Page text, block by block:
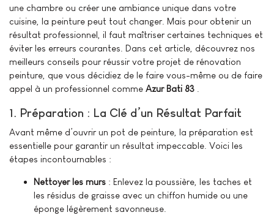
une chambre ou créer une ambiance unique dans votre
cuisine, la peinture peut tout changer. Mais pour obtenir un
résultat professionnel, il faut maîtriser certaines techniques et
éviter les erreurs courantes. Dans cet article, découvrez nos
meilleurs conseils pour réussir votre projet de rénovation
peinture, que vous décidiez de le faire vous-même ou de faire
appel à un professionnel comme Azur Bati 83
1. Préparation : La Clé d’un Résultat Parfait
Avant même d’ouvrir un pot de peinture, la préparation est
essentielle pour garantir un résultat impeccable. Voici les
étapes incontournables :
Nettoyer les murs : Enlevez la poussière, les taches et
les résidus de graisse avec un chiffon humide ou une
éponge légèrement savonneuse.